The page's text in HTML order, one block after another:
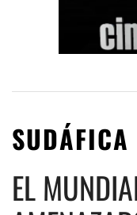
SUDÁFICA
EL